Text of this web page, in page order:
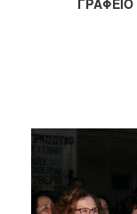
2013
2011
2010